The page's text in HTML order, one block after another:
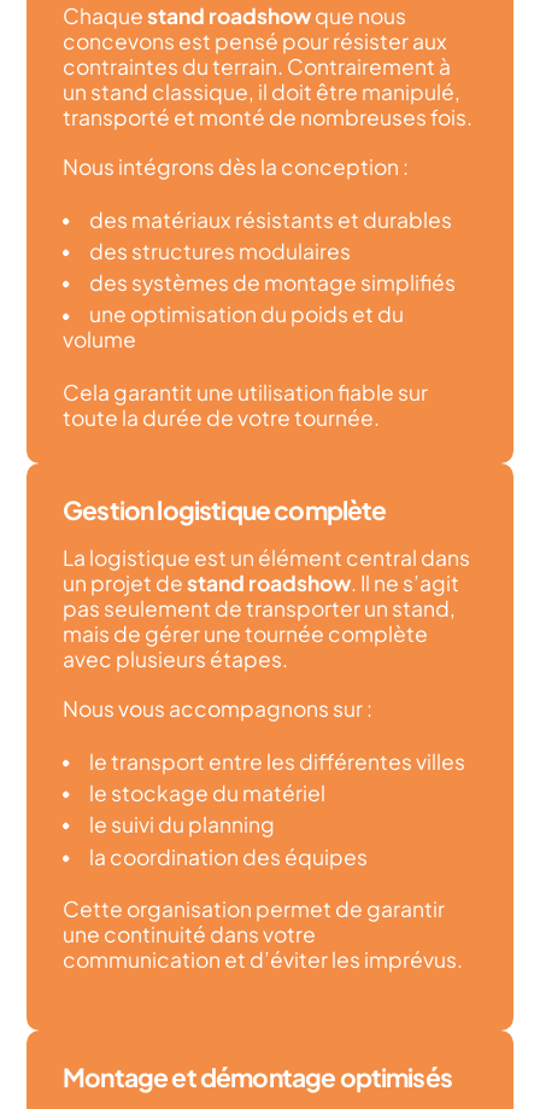
Chaquestand roadshowque nous
concevons est pensé pour résister aux
contraintes du terrain. Contrairement à
un stand classique, il doit être manipulé,
transporté et monté de nombreuses fois.
Nous intégrons dès la conception :
des matériaux résistants et durables
des structures modulaires
des systèmes de montage simplifiés
une optimisation du poids et du
volume
Cela garantit une utilisation fiable sur
toute la durée de votre tournée.
Gestion logistique complète
La logistique est un élément central dans
un projet destand roadshow. Il ne s’agit
pas seulement de transporter un stand,
mais de gérer une tournée complète
avec plusieurs étapes.
Nous vous accompagnons sur :
le transport entre les différentes villes
le stockage du matériel
le suivi du planning
la coordination des équipes
Cette organisation permet de garantir
une continuité dans votre
communication et d’éviter les imprévus.
Montage et démontage optimisés